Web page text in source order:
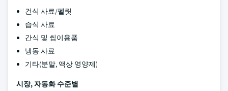
건식 사료/펠릿
습식 사료
간식 및 씹이용품
냉동 사료
기타(분말, 액상 영양제)
시장, 자동화 수준별